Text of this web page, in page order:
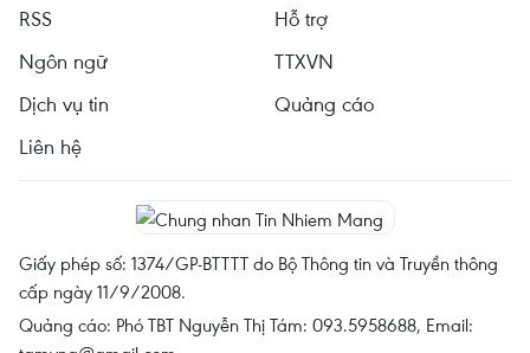
RSS
Hỗ trợ
Ngôn ngữ
TTXVN
Dịch vụ tin
Quảng cáo
Liên hệ
Giấy phép số: 1374/GP-BTTTT do Bộ Thông tin và Truyền thông
cấp ngày 11/9/2008.
Quảng cáo: Phó TBT Nguyễn Thị Tám: 093.5958688, Email: